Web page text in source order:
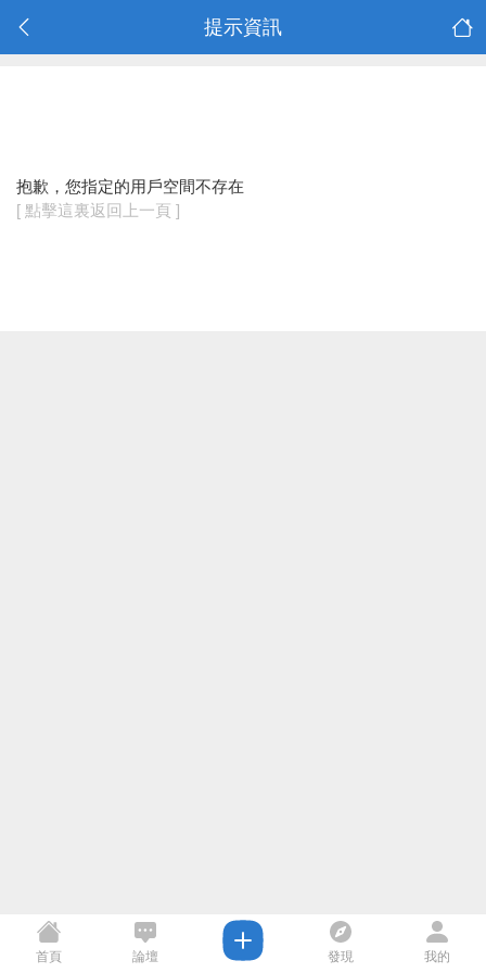
提示資訊
抱歉，您指定的用戶空間不存在
[ 點擊這裏返回上一頁 ]
首頁 論壇 發現 我的